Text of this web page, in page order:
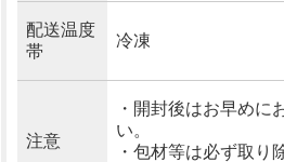
配送温度
帯
冷凍
注意
・開封後はお早めに
い。
・包材等は必ず取り